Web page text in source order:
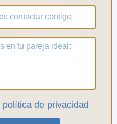
política de privacidad